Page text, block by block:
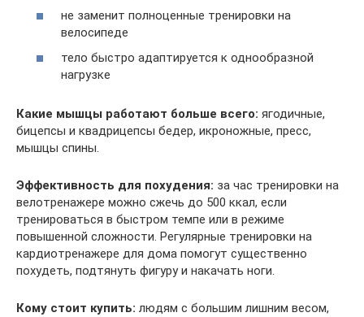
не заменит полноценные тренировки на
велосипеде
тело быстро адаптируется к однообразной
нагрузке
Какие мышцы работают больше всего: ягодичные,
бицепсы и квадрицепсы бедер, икроножные, пресс,
мышцы спины.
Эффективность для похудения: за час тренировки на
велотренажере можно сжечь до 500 ккал, если
тренироваться в быстром темпе или в режиме
повышенной сложности. Регулярные тренировки на
кардиотренажере для дома помогут существенно
похудеть, подтянуть фигуру и накачать ноги.
Кому стоит купить: людям с большим лишним весом,